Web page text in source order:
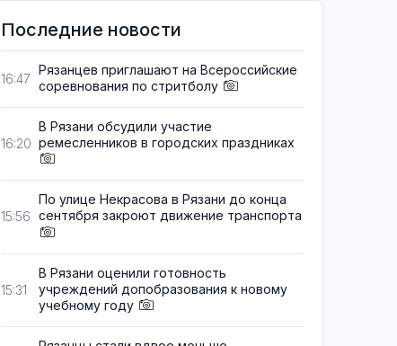
Последние новости
16:47
Рязанцев приглашают на Всероссийские
соревнования по стритболу
16:20
В Рязани обсудили участие
ремесленников в городских праздниках
15:56
По улице Некрасова в Рязани до конца
сентября закроют движение транспорта
15:31
В Рязани оценили готовность
учреждений допобразования к новому
учебному году